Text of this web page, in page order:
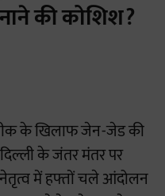
की कोशिश?
के खिलाफ जेन-जेड की
के जंतर मंतर पर
नेतृत्व में हफ्तों चले आंदोलन